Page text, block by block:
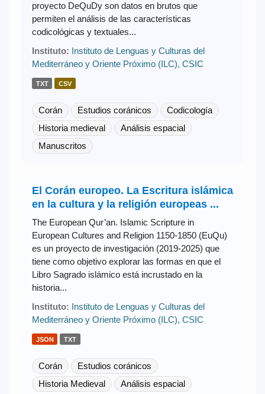
proyecto DeQuDy son datos en brutos que
permiten el análisis de las características
codicológicas y textuales...
Instituto: Instituto de Lenguas y Culturas del
Mediterráneo y Oriente Próximo (ILC), CSIC
TXT CSV
Corán Estudios coránicos
Codicología
Historia medieval
Análisis espacial
Manuscritos
El Corán europeo. La Escritura islámica
en la cultura y la religión europeas ...
The European Qur’an. Islamic Scripture in
European Cultures and Religion 1150-1850 (EuQu)
es un proyecto de investigación (2019-2025) que
tiene como objetivo explorar las formas en que el
Libro Sagrado islámico está incrustado en la
historia...
Instituto: Instituto de Lenguas y Culturas del
Mediterráneo y Oriente Próximo (ILC), CSIC
JSON TXT
Corán
Estudios coránicos
Historia Medieval
Análisis espacial